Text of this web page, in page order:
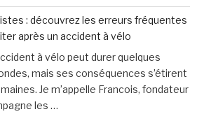
dommages
corporels »
votre
chien
halète,
bave
excessivement
et
titube
: découvrez les erreurs fréquentes
après un accident à vélo
à vélo peut durer quelques
mais ses conséquences s’étirent
Je m’appelle Francois, fondateur
les …